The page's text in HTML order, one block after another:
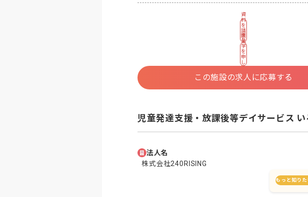
資
料
を
請
求
す
る
園
見
学
を
申
し
込
む
この施設の求人に応募する
児童発達支援・放課後等デイサービス
法人名
株式会社240RISING
もっと知り